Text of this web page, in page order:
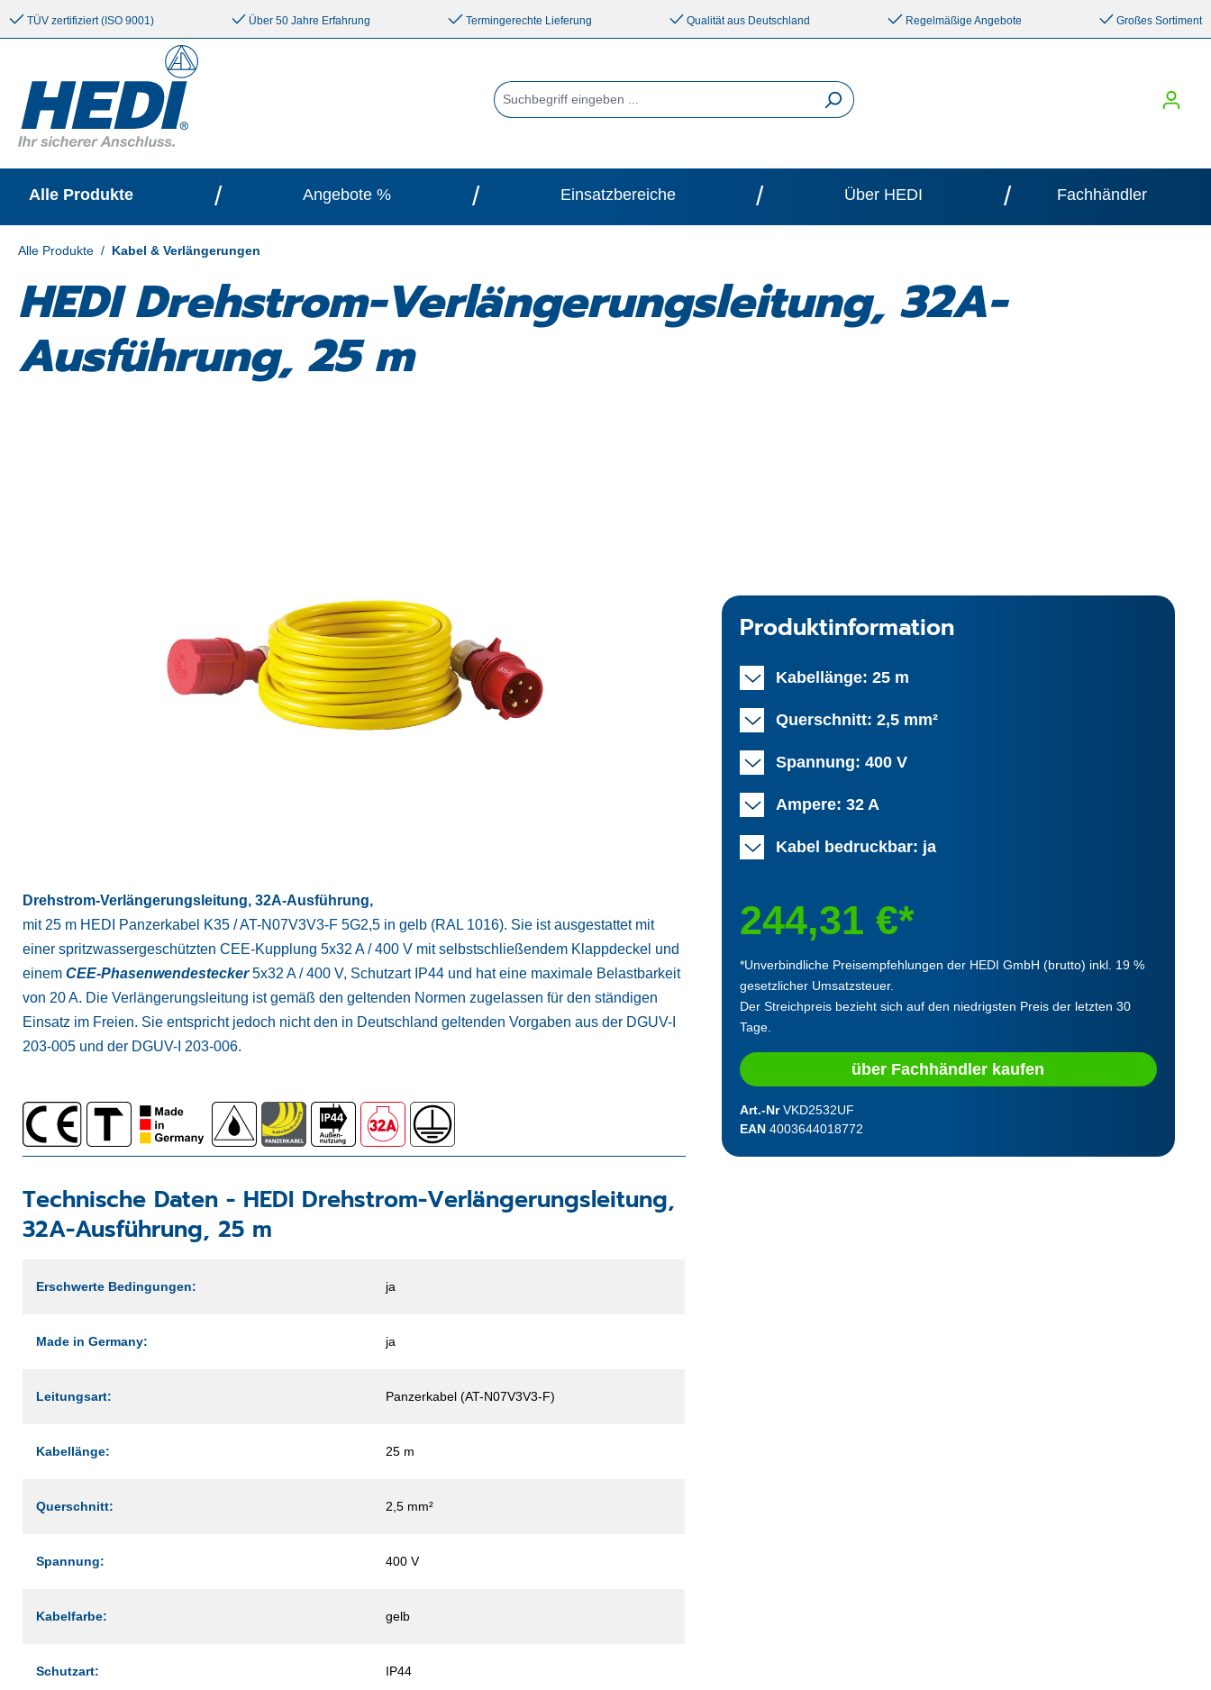
springen Zur Hauptnavigation springen
TÜV zertifiziert (ISO 9001) Über 50 Jahre Erfahrung Termingerechte Lieferung Qualität aus Deutschland Regelmäßige Angebote Großes Sortiment
Alle Produkte / Angebote % / Einsatzbereiche / Über HEDI / Fachhändler
Alle Produkte / Kabel & Verlängerungen
HEDI Drehstrom-Verlängerungsleitung, 32A-
Ausführung, 25 m
Drehstrom-Verlängerungsleitung, 32A-Ausführung,
mit 25 m HEDI Panzerkabel K35 / AT-N07V3V3-F 5G2,5 in gelb (RAL 1016). Sie ist ausgestattet mit
einer spritzwassergeschützten CEE-Kupplung 5x32 A / 400 V mit selbstschließendem Klappdeckel und
einem CEE-Phasenwendestecker5x32 A / 400 V, Schutzart IP44 und hat eine maximale Belastbarkeit
von 20 A. Die Verlängerungsleitung ist gemäß den geltenden Normen zugelassen für den ständigen
Einsatz im Freien. Sie entspricht jedoch nicht den in Deutschland geltenden Vorgaben aus der DGUV-I
203-005 und der DGUV-I 203-006.
Technische Daten - HEDI Drehstrom-Verlängerungsleitung,
32A-Ausführung, 25 m
Erschwerte Bedingungen: ja
Made in Germany: ja
Leitungsart: Panzerkabel (AT-N07V3V3-F)
Kabellänge: 25 m
Querschnitt: 2,5 mm²
Spannung: 400 V
Kabelfarbe: gelb
Schutzart: IP44
Produktinformation
Kabellänge: 25 m
Querschnitt: 2,5 mm²
Spannung: 400 V
Ampere: 32 A
Kabel bedruckbar: ja
244,31 €*
*Unverbindliche Preisempfehlungen der HEDI GmbH (brutto) inkl. 19 %
gesetzlicher Umsatzsteuer.
Der Streichpreis bezieht sich auf den niedrigsten Preis der letzten 30
Tage.
über Fachhändler kaufen
Art.-NrVKD2532UF
EAN 4003644018772